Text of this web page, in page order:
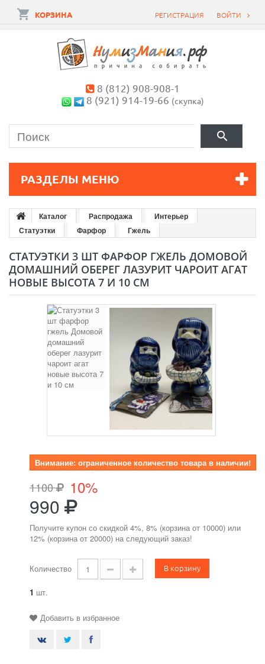
ВОЙТИ
РЕГИСТРАЦИЯ
КОРЗИНА
8 (812) 908-908-1
8 (921) 914-19-66 (скупка)
РАЗДЕЛЫ МЕНЮ
Каталог Распродажа
Интерьер
Статуэтки
Фарфор Гжель
СТАТУЭТКИ 3 ШТ ФАРФОР ГЖЕЛЬ ДОМОВОЙ
ДОМАШНИЙ ОБЕРЕГ ЛАЗУРИТ ЧАРОИТ АГАТ
НОВЫЕ ВЫСОТА 7 И 10 СМ
Внимание: ограниченное количество товара в наличии!
1100 10%
990
Получите купон со скидкой 4%, 8% (корзина от 10000) или
12% (корзина от 20000) на следующий заказ!
Количество В корзину
1 шт.
Добавить в избранное